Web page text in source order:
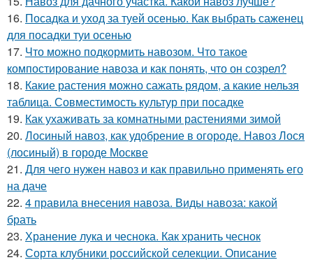
16. Посадка и уход за туей осенью. Как выбрать саженец
для посадки туи осенью
17. Что можно подкормить навозом. Что такое
компостирование навоза и как понять, что он созрел?
18. Какие растения можно сажать рядом, а какие нельзя
таблица. Совместимость культур при посадке
19. Как ухаживать за комнатными растениями зимой
20. Лосиный навоз, как удобрение в огороде. Навоз Лося
(лосиный) в городе Москве
21. Для чего нужен навоз и как правильно применять его
на даче
22. 4 правила внесения навоза. Виды навоза: какой
брать
23. Хранение лука и чеснока. Как хранить чеснок
24. Сорта клубники российской селекции. Описание